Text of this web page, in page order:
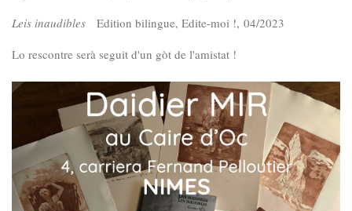
Leis inaudibles Edition bilingue, Edite-moi !, 04/2023
Lo rescontre serà seguit d'un gòt de l'amistat !